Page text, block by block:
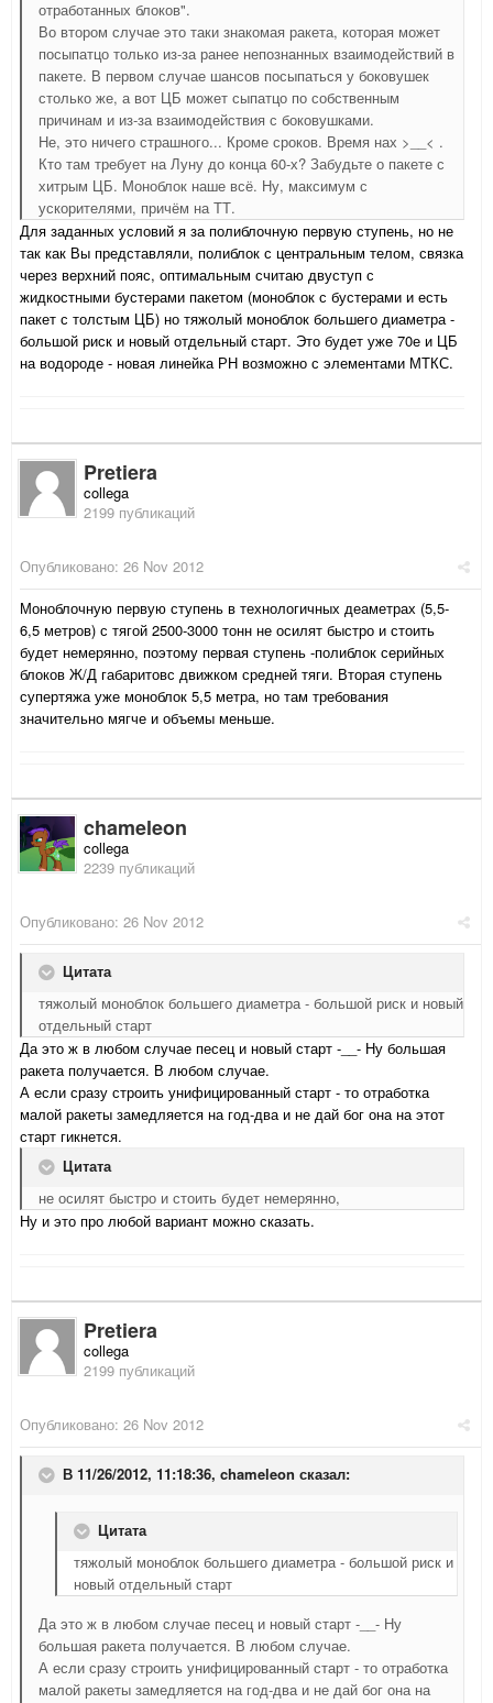
отработанных блоков".
Во втором случае это таки знакомая ракета, которая может
посыпатцо только из-за ранее непознанных взаимодействий в
пакете. В первом случае шансов посыпаться у боковушек
столько же, а вот ЦБ может сыпатцо по собственным
причинам и из-за взаимодействия с боковушками.
Не, это ничего страшного... Кроме сроков. Время нах >__< .
Кто там требует на Луну до конца 60-х? Забудьте о пакете с
хитрым ЦБ. Моноблок наше всё. Ну, максимум с
ускорителями, причём на ТТ.
Для заданных условий я за полиблочную первую ступень, но не
так как Вы представляли, полиблок с центральным телом, связка
через верхний пояс, оптимальным считаю двуступ с
жидкостными бустерами пакетом (моноблок с бустерами и есть
пакет с толстым ЦБ) но тяжолый моноблок большего диаметра -
большой риск и новый отдельный старт. Это будет уже 70е и ЦБ
на водороде - новая линейка РН возможно с элементами МТКС.
Pretiera
collega
2199 публикаций
Опубликовано: 26 Nov 2012
Моноблочную первую ступень в технологичных деаметрах (5,5-
6,5 метров) с тягой 2500-3000 тонн не осилят быстро и стоить
будет немерянно, поэтому первая ступень -полиблок серийных
блоков Ж/Д габаритовс движком средней тяги. Вторая ступень
супертяжа уже моноблок 5,5 метра, но там требования
значительно мягче и объемы меньше.
chameleon
collega
2239 публикаций
Опубликовано: 26 Nov 2012
Цитата
тяжолый моноблок большего диаметра - большой риск и новый
отдельный старт
Да это ж в любом случае песец и новый старт -__- Ну большая
ракета получается. В любом случае.
А если сразу строить унифицированный старт - то отработка
малой ракеты замедляется на год-два и не дай бог она на этот
старт гикнется.
Цитата
не осилят быстро и стоить будет немерянно,
Ну и это про любой вариант можно сказать.
Pretiera
collega
2199 публикаций
Опубликовано: 26 Nov 2012
В 11/26/2012, 11:18:36, chameleon сказал:
Цитата
тяжолый моноблок большего диаметра - большой риск и
новый отдельный старт
Да это ж в любом случае песец и новый старт -__- Ну
большая ракета получается. В любом случае.
А если сразу строить унифицированный старт - то отработка
малой ракеты замедляется на год-два и не дай бог она на